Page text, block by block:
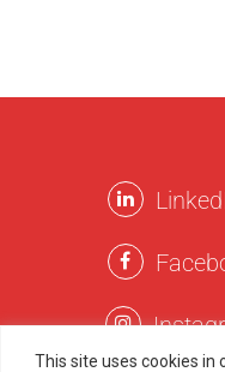
This site uses cookies